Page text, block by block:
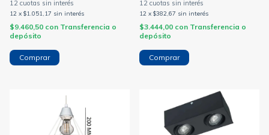
12 x $1.051,17 sin interés
$9.460,50 con Transferencia o
depósito
Comprar
12 x $382,67 sin interés
$3.444,00 con Transferencia o
depósito